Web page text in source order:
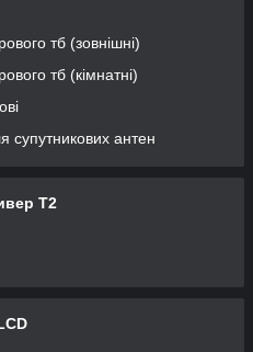
тб (зовнішні)
тб (кімнатні)
супутникових антен
Т2